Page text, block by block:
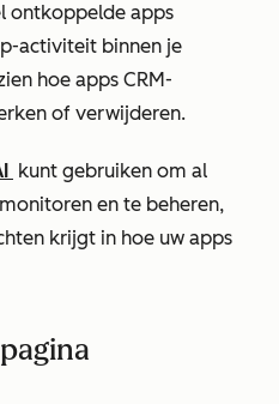
ontkoppelde apps
activiteit binnen je
hoe apps CRM-
of verwijderen.
kunt gebruiken om al
en te beheren,
krijgt in hoe uw apps